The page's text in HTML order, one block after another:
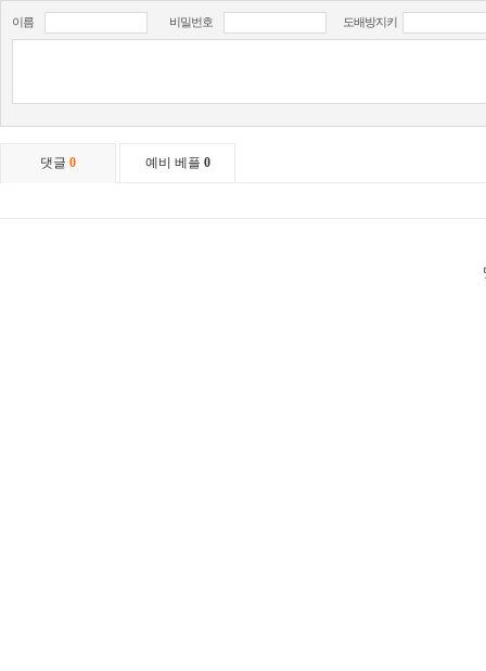
이름 비밀번호 도배방지키
댓글 0 예비 베플 0